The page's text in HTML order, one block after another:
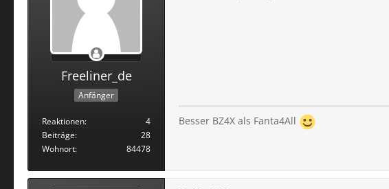
Freeliner_de
Anfänger
Reaktionen
4
Beiträge
28
Wohnort
84478
Besser BZ4X als Fanta4All